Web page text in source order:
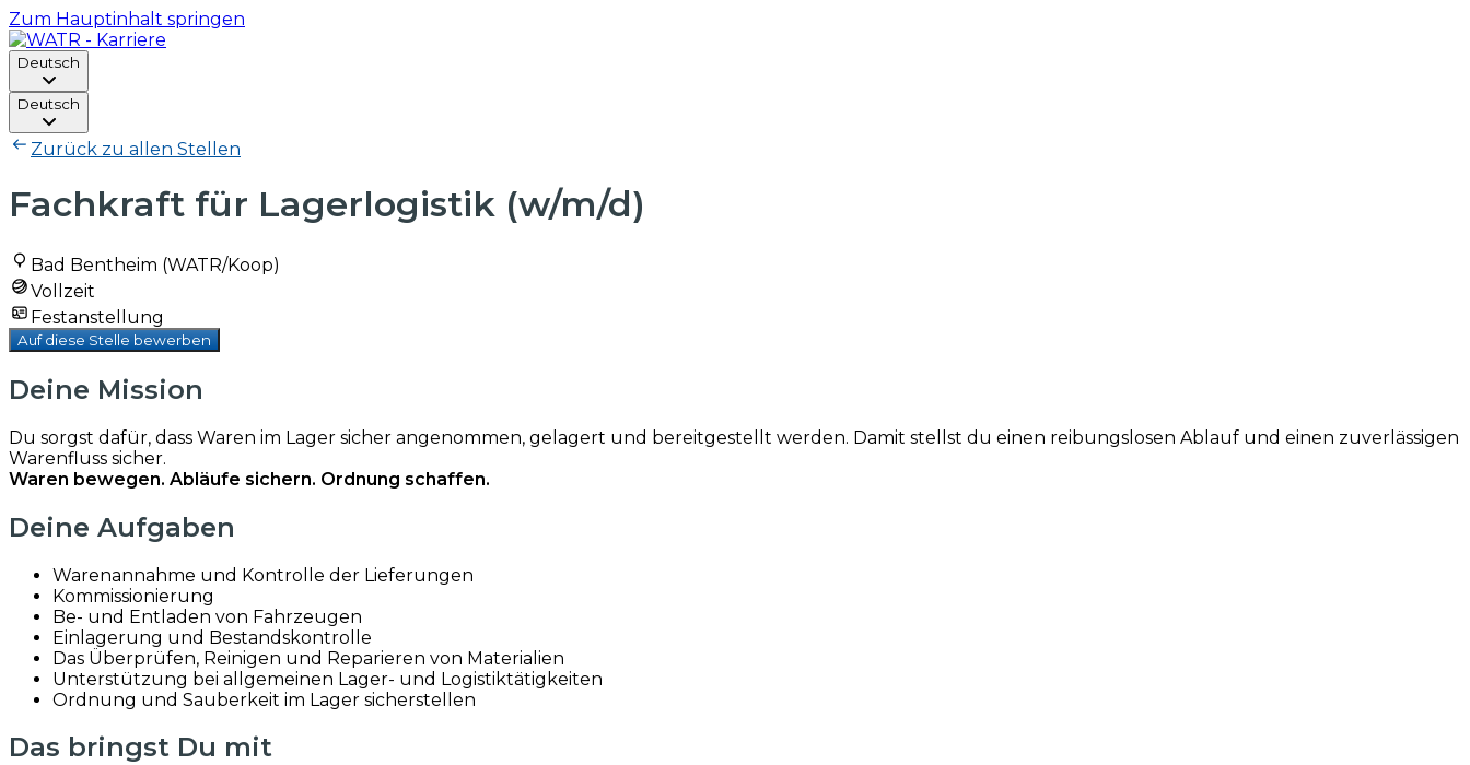
Zum Hauptinhalt springen
Deutsch
Deutsch
Zurück zu allen Stellen
Fachkraft für Lagerlogistik (w/m/d)
Bad Bentheim (WATR/Koop)
Vollzeit
Festanstellung
Auf diese Stelle bewerben
Deine Mission
Du sorgst dafür, dass Waren im Lager sicher angenommen, gelagert und bereitgestellt werden. Damit stellst du einen reibungslosen Ablauf und einen zuverlässigen
Warenfluss sicher.
Waren bewegen. Abläufe sichern. Ordnung schaffen.
Deine Aufgaben
Warenannahme und Kontrolle der Lieferungen
Kommissionierung
Be- und Entladen von Fahrzeugen
Einlagerung und Bestandskontrolle
Das Überprüfen, Reinigen und Reparieren von Materialien
Unterstützung bei allgemeinen Lager- und Logistiktätigkeiten
Ordnung und Sauberkeit im Lager sicherstellen
Das bringst Du mit